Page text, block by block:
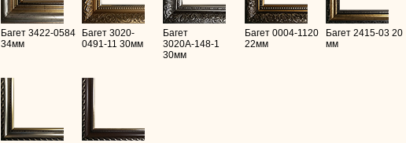
Багет 3422-0584
34мм
Багет 3020-
0491-11 30мм
Багет
3020А-148-1
30мм
Багет 0004-1120
22мм
Багет 2415-03 20
мм